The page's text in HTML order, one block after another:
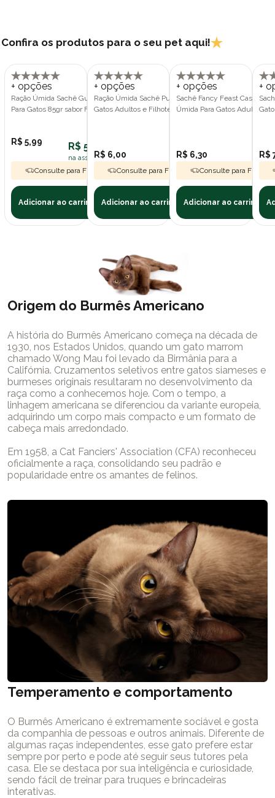
Confira os produtos para o seu pet aqui!
+ opções
Ração Úmida Sachê Guabi Natural
Para Gatos 85gr sabor Frango,
R$ 5,99 R$ 5,39
na assinatura polipet
Consulte para Frete Grátis
Adicionar ao carrinho
+ opções
Ração Úmida Sachê Purina One para
Gatos Adultos e Filhotes sabor
R$ 6,00
Consulte para Frete Grátis
Adicionar ao carrinho
+ opções
Sachê Fancy Feast Casserole
Úmida Para Gatos Adultos
R$ 6,30
Consulte para Frete
Adicionar ao carrinho
+
R$
Origem do Burmês Americano
A história do Burmês Americano começa na década de
1930, nos Estados Unidos, quando um gato marrom
chamado Wong Mau foi levado da Birmânia para a
Califórnia. Cruzamentos seletivos entre gatos siameses e
burmeses originais resultaram no desenvolvimento da
raça como a conhecemos hoje. Com o tempo, a
linhagem americana se diferenciou da variante europeia,
adquirindo um corpo mais compacto e um formato de
cabeça mais arredondado.
Em 1958, a Cat Fanciers' Association (CFA) reconheceu
oficialmente a raça, consolidando seu padrão e
popularidade entre os amantes de felinos.
Temperamento e comportamento
O Burmês Americano é extremamente sociável e gosta
da companhia de pessoas e outros animais. Diferente de
algumas raças independentes, esse gato prefere estar
sempre por perto e pode até seguir seus tutores pela
casa. Ele se destaca por sua inteligência e curiosidade,
sendo fácil de treinar para truques e brincadeiras
interativas.